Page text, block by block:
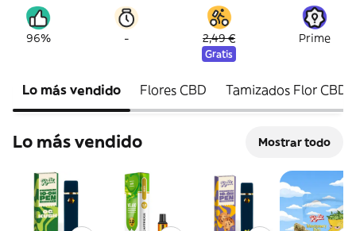
96% - 2,49 €
Gratis
Prime
Lo más vendido Flores CBD Tamizados Flor CBD
Lo más vendido Mostrar todo